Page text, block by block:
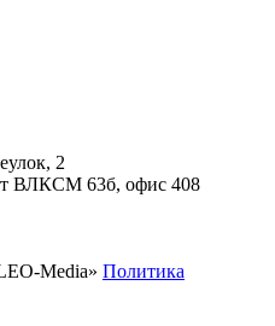
2
ВЛКСМ 63б, офис 408
Media» Политика